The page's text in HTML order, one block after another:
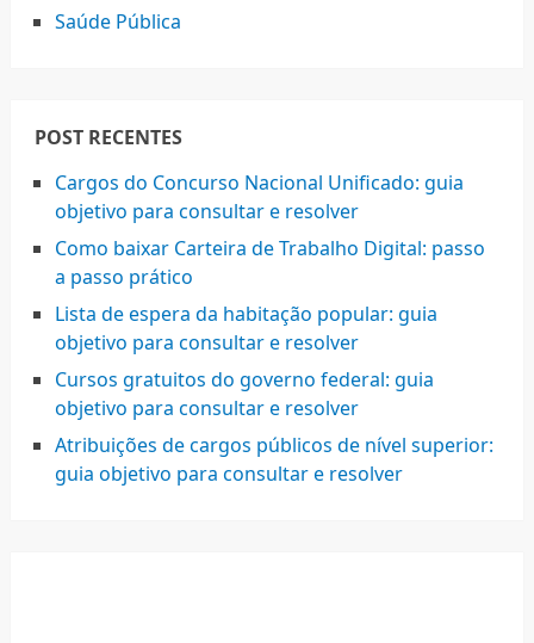
Saúde Pública
POST RECENTES
Cargos do Concurso Nacional Unificado: guia
objetivo para consultar e resolver
Como baixar Carteira de Trabalho Digital: passo
a passo prático
Lista de espera da habitação popular: guia
objetivo para consultar e resolver
Cursos gratuitos do governo federal: guia
objetivo para consultar e resolver
Atribuições de cargos públicos de nível superior:
guia objetivo para consultar e resolver